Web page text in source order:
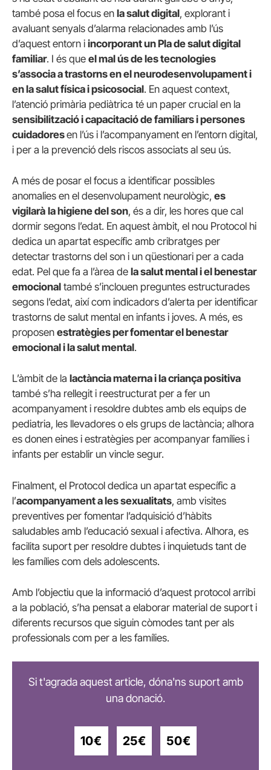
també posa el focus en la salut digital, explorant i
avaluant senyals d’alarma relacionades amb l’ús
d’aquest entorn i incorporant un Pla de salut digital
familiar. I és que el mal ús de les tecnologies
s’associa a trastorns en el neurodesenvolupament i
en la salut física i psicosocial. En aquest context,
l’atenció primària pediàtrica té un paper crucial en la
sensibilització i capacitació de familiars i persones
cuidadoresen l’ús i l’acompanyament en l’entorn digital,
i per a la prevenció dels ris­cos associats al seu ús.
A més de posar el focus a identificar possibles
anomalies en el desenvolupament neurològic, es
vigilarà la higiene del son, és a dir, les hores que cal
dormir segons l’edat. En aquest àmbit, el nou Protocol hi
dedica un apartat específic amb cribratges per
detectar trastorns del son i un qüestionari per a cada
edat. Pel que fa a l’àrea de la salut mental i el benestar
emocional també s’inclouen preguntes estructurades
segons l’edat, així com indicadors d’alerta per identificar
trastorns de salut mental en infants i joves. A més, es
proposen estratègies per fomentar el benestar
emocional i la salut mental.
L’àmbit de la lactància materna i la criança positiva
també s’ha rellegit i reestructurat per a fer un
acompanyament i resoldre dubtes amb els equips de
pediatria, les llevadores o els grups de lactància; alhora
es donen eines i estratègies per acompanyar famílies i
infants per establir un vincle segur.
Finalment, el Protocol dedica un apartat específic a
l’acompanyament a les sexualitats, amb visites
preventives per fomentar l’adquisició d’hàbits
saludables amb l’educació sexual i afectiva. Alhora, es
facilita suport per resoldre dubtes i inquietuds tant de
les famílies com dels adolescents.
Amb l’objectiu que la informació d’aquest protocol arribi
a la població, s’ha pensat a elaborar material de suport i
diferents recursos que siguin còmodes tant per als
professionals com per a les famílies.
Si t'agrada aquest article, dóna'ns suport amb
una donació.
10€ 25€ 50€